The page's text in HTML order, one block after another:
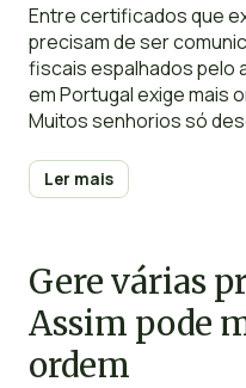
Entre certificados que
precisam de ser
fiscais espalhados pelo
em Portugal exige mais
Muitos senhorios só
obrigações do senhorio
vezes, a diferença entre
Ler mais
Gere várias
Assim pode
ordem